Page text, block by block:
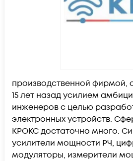
производственной фирмой,
15 лет назад усилием
инженеров с целью
электронных устройств.
КРОКС достаточно много.
усилители мощности РЧ,
модуляторы, измерители